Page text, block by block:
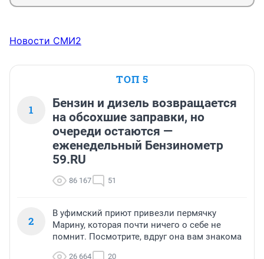
Новости СМИ2
ТОП 5
1
Бензин и дизель возвращается
на обсохшие заправки, но
очереди остаются —
еженедельный Бензинометр
59.RU
86 167 51
2
В уфимский приют привезли пермячку
Марину, которая почти ничего о себе не
помнит. Посмотрите, вдруг она вам знакома
26 664 20